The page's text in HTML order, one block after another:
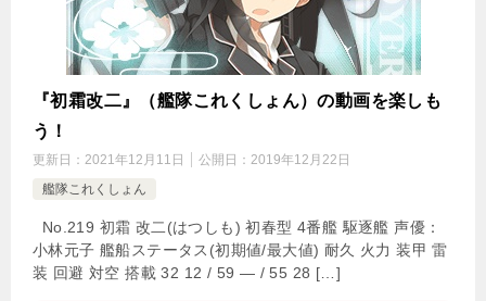
『初霜改二』（艦隊これくしょん）の動画を楽しも
う！
更新日： 2021年12月11日 公開日： 2019年12月22日
艦隊これくしょん
No.219 初霜 改二(はつしも) 初春型 4番艦 駆逐艦 声優：
小林元子 艦船ステータス(初期値/最大値) 耐久 火力 装甲 雷
装 回避 対空 搭載 32 12 / 59 — / 55 28 […]